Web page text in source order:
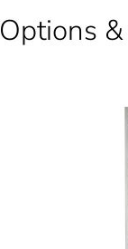
Options